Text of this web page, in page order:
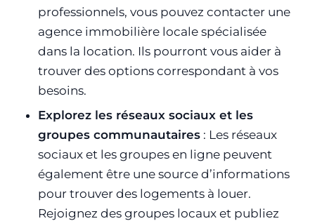
professionnels, vous pouvez contacter une
agence immobilière locale spécialisée
dans la location. Ils pourront vous aider à
trouver des options correspondant à vos
besoins.
Explorez les réseaux sociaux et les
groupes communautaires : Les réseaux
sociaux et les groupes en ligne peuvent
également être une source d’informations
pour trouver des logements à louer.
Rejoignez des groupes locaux et publiez